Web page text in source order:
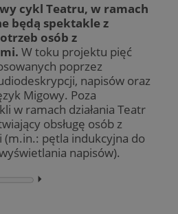
cykl Teatru, w ramach
będą spektakle z
osób z
W toku projektu pięć
poprzez
napisów oraz
Migowy. Poza
w ramach działania Teatr
obsługę osób z
(m.in.: pętla indukcyjna do
napisów).
⏵︎